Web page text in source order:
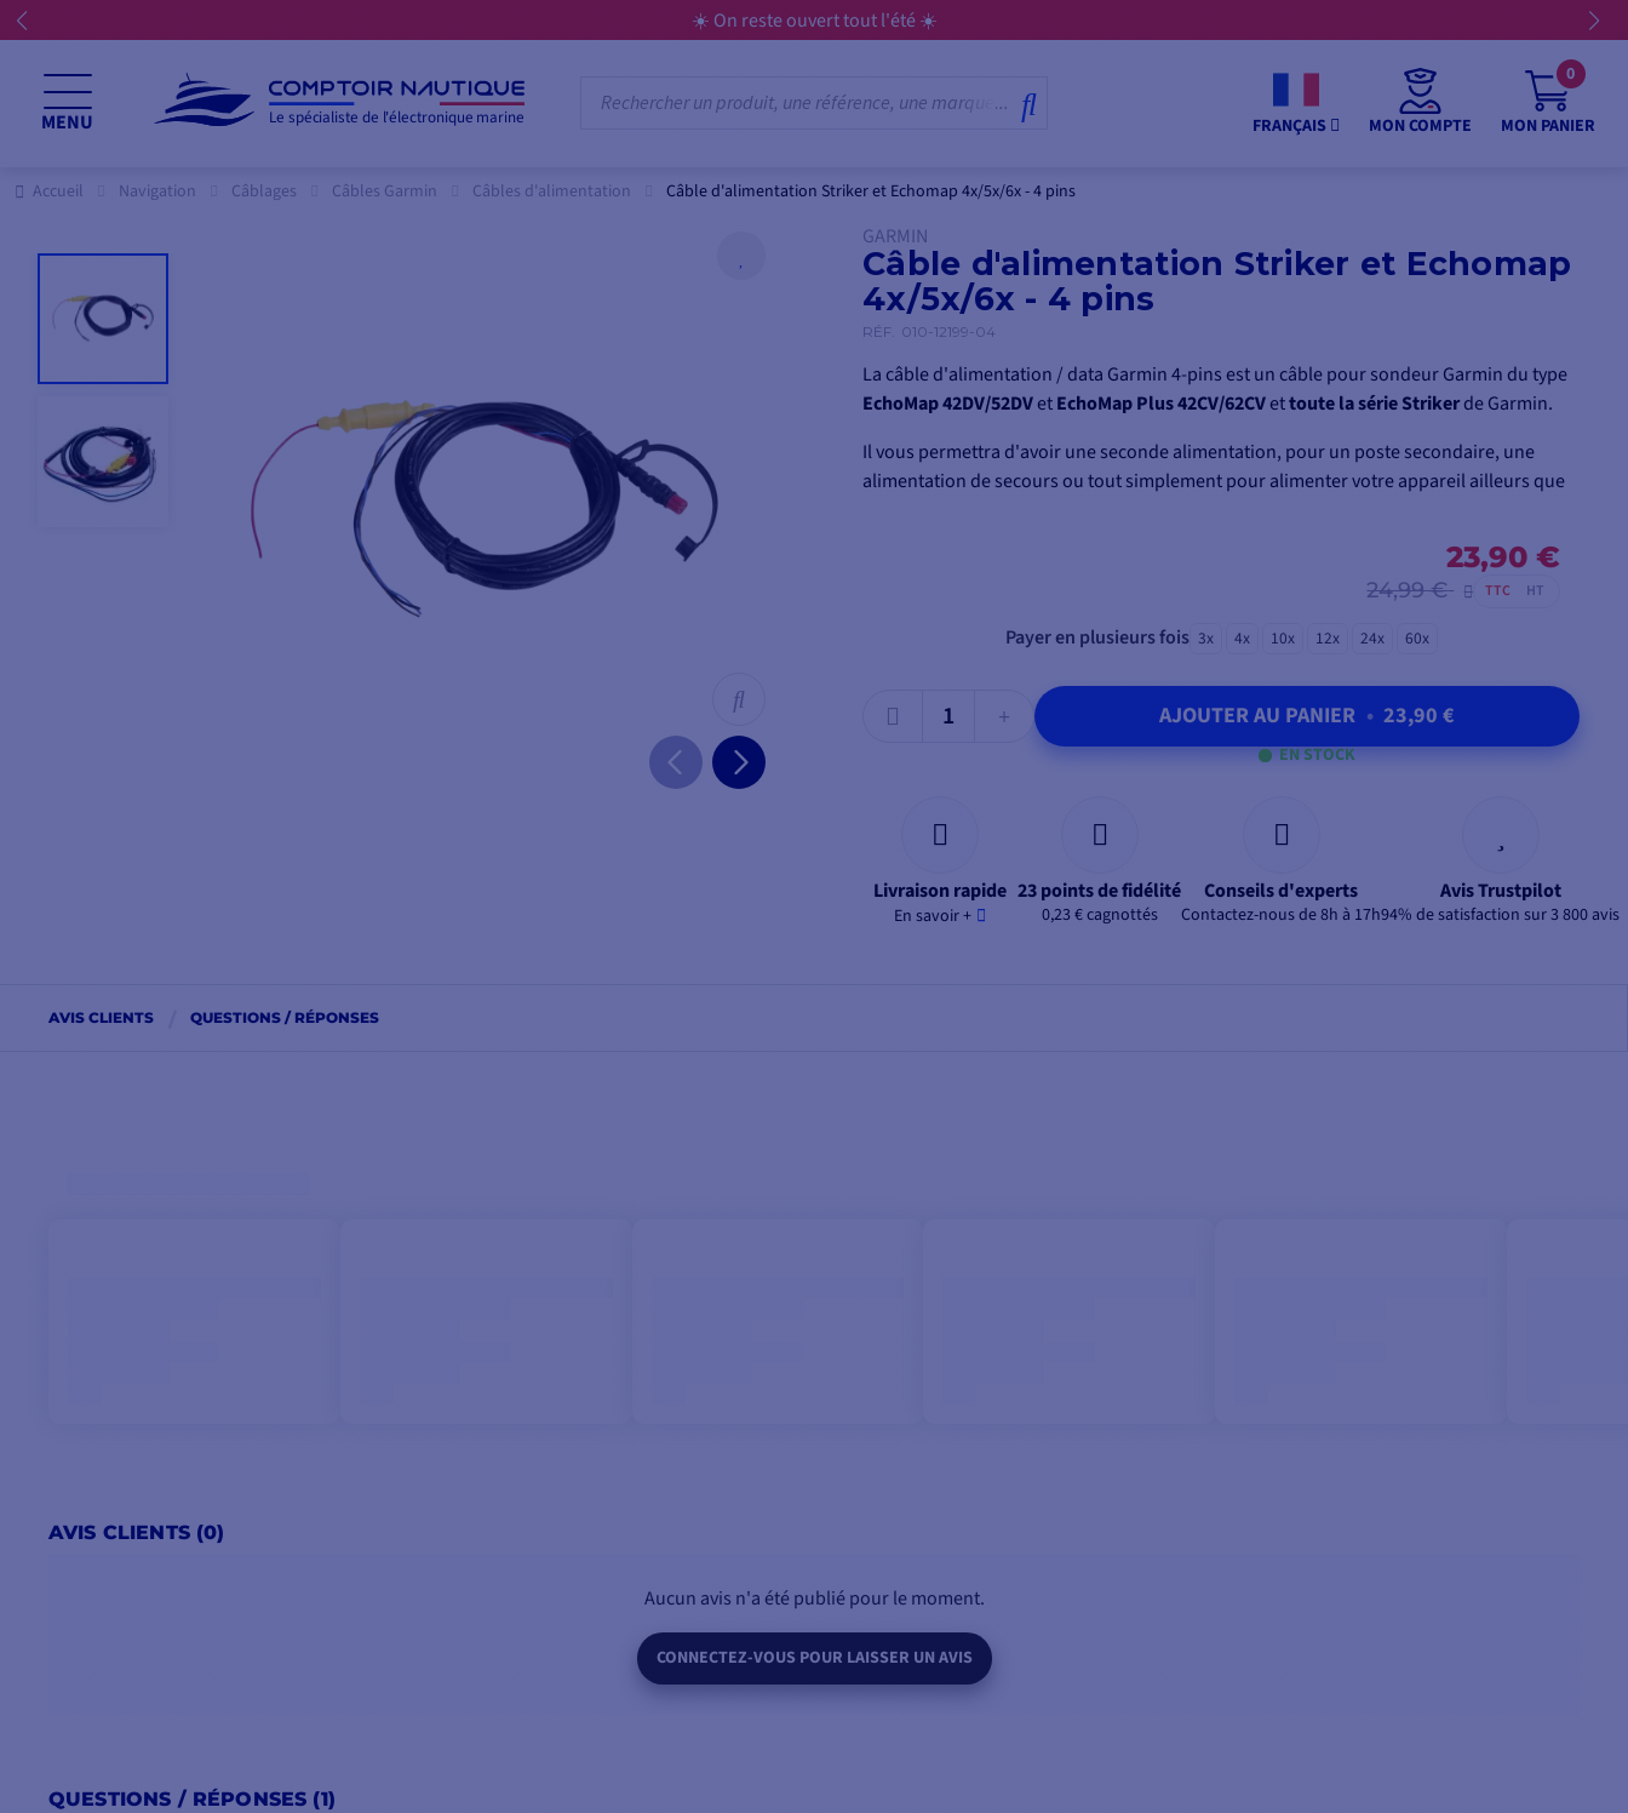
☀️ On reste ouvert tout l'été ☀️
MENU Le spécialiste de l'électronique marine FRANÇAIS MON COMPTE MON PANIER
0
Accueil Navigation Câblages Câbles Garmin Câbles d'alimentation Câble d'alimentation Striker et Echomap 4x/5x/6x - 4 pins
GARMIN
Câble d'alimentation Striker et Echomap
4x/5x/6x - 4 pins
RÉF. 010-12199-04
La câble d'alimentation / data Garmin 4-pins est un câble pour sondeur Garmin du type
EchoMap 42DV/52DVetEchoMap Plus 42CV/62CVettoute la série Strikerde Garmin.
Il vous permettra d'avoir une seconde alimentation, pour un poste secondaire, une
alimentation de secours ou tout simplement pour alimenter votre appareil ailleurs que
23,90 €
24,99 € TTC HT
Payer en plusieurs fois 3x 4x 10x 12x 24x 60x
AJOUTER AU PANIER • 23,90 €
EN STOCK
Livraison rapide
En savoir +
23 points de fidélité
0,23 € cagnottés
Conseils d'experts
Contactez-nous de 8h à 17h
Avis Trustpilot
94% de satisfaction sur 3 800 avis
AVIS CLIENTS QUESTIONS / RÉPONSES
AVIS CLIENTS (0)
Aucun avis n'a été publié pour le moment.
CONNECTEZ-VOUS POUR LAISSER UN AVIS
QUESTIONS / RÉPONSES (1)